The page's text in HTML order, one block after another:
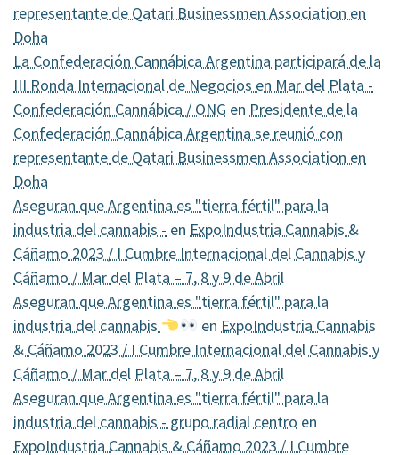
representante de Qatari Businessmen Association en
Doha
La Confederación Cannábica Argentina participará de la
III Ronda Internacional de Negocios en Mar del Plata -
Confederación Cannábica / ONG en Presidente de la
Confederación Cannábica Argentina se reunió con
representante de Qatari Businessmen Association en
Doha
Aseguran que Argentina es "tierra fértil" para la
industria del cannabis - en ExpoIndustria Cannabis &
Cáñamo 2023 / I Cumbre Internacional del Cannabis y
Cáñamo / Mar del Plata – 7, 8 y 9 de Abril
Aseguran que Argentina es "tierra fértil" para la
industria del cannabis
en ExpoIndustria Cannabis
& Cáñamo 2023 / I Cumbre Internacional del Cannabis y
Cáñamo / Mar del Plata – 7, 8 y 9 de Abril
Aseguran que Argentina es "tierra fértil" para la
industria del cannabis - grupo radial centro en
ExpoIndustria Cannabis & Cáñamo 2023 / I Cumbre